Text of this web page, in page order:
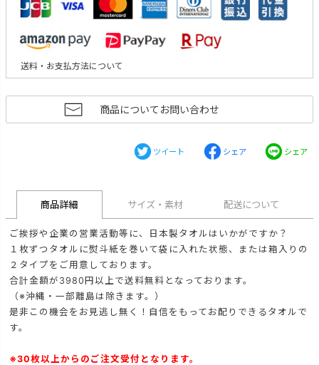
送料・お支払方法について
商品についてお問い合わせ
ツイート シェア シェア
商品詳細 サイズ・素材 配送について
ご挨拶や企業の営業活動等に、日本製タオルはいかがですか？
１枚ずつタオルに熨斗紙を巻いて袋に入れた状態、または箱入りの
２タイプをご用意しております。
合計金額が3980円以上で送料無料となっております。
（※沖縄・一部離島は除きます。）
是非この機会をお見逃し無く！自信をもってお配りできるタオルで
す。
※30枚以上からのご注文受付となります。